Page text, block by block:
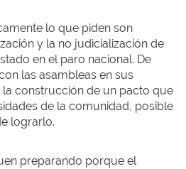
lo que piden son
y la no judicialización de
en el paro nacional. De
las asambleas en sus
construcción de un pacto que
de la comunidad, posible
lograrlo.
preparando porque el